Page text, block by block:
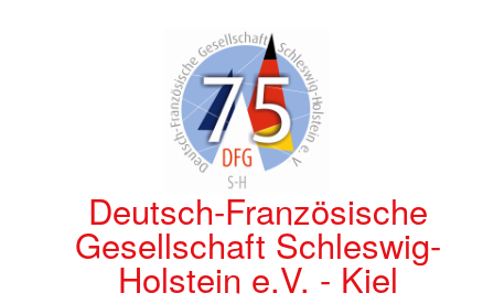
Deutsch-Französische
Gesellschaft Schleswig-
Holstein e.V. - Kiel